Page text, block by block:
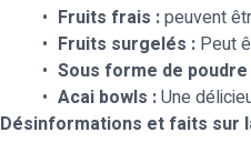
Fruits frais :peuvent
Fruits surgelés :Peut
Sous forme de poudre
Acai bowls :Une
Désinformations et faits sur